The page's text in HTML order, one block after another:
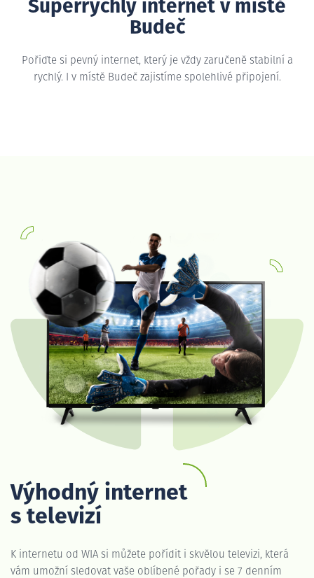
Superrychlý internet v místě
Budeč
Pořiďte si pevný internet, který je vždy zaručeně stabilní a
rychlý. I v místě Budeč zajistíme spolehlivé připojení.
Výhodný internet
s televizí
K internetu od WIA si můžete pořídit i skvělou televizi, která
vám umožní sledovat vaše oblíbené pořady i se 7 denním